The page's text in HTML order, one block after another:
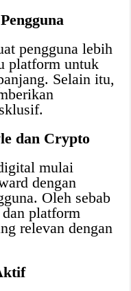
pengguna lebih
platform untuk
Selain itu,
dan Crypto
mulai
dengan
Oleh sebab
platform
relevan dengan